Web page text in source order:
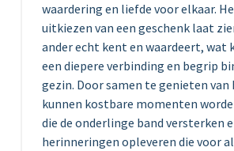
waardering en liefde voor elkaar.
uitkiezen van een geschenk laat
ander echt kent en waardeert, wat
een diepere verbinding en begrip
gezin. Door samen te genieten van
kunnen kostbare momenten
die de onderlinge band versterken
herinneringen opleveren die voor